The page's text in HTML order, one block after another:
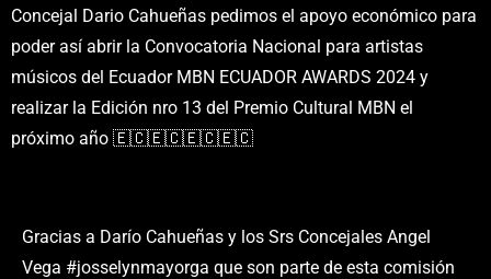
Concejal Dario Cahueñas pedimos el apoyo económico para
poder así abrir la Convocatoria Nacional para artistas
músicos del Ecuador MBN ECUADOR AWARDS 2024 y
realizar la Edición nro 13 del Premio Cultural MBN el
próximo año 🇪🇨🇪🇨🇪🇨🇪🇨
Gracias a Darío Cahueñas y los Srs Concejales Angel
Vega #josselynmayorga que son parte de esta comisión